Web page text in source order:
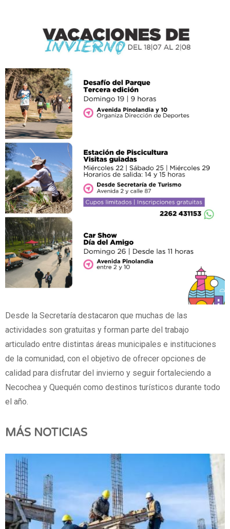
Desde la Secretaría destacaron que muchas de las
actividades son gratuitas y forman parte del trabajo
articulado entre distintas áreas municipales e instituciones
de la comunidad, con el objetivo de ofrecer opciones de
calidad para disfrutar del invierno y seguir fortaleciendo a
Necochea y Quequén como destinos turísticos durante todo
el año.
MÁS NOTICIAS